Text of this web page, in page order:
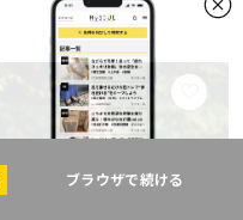
ブラウザで続ける